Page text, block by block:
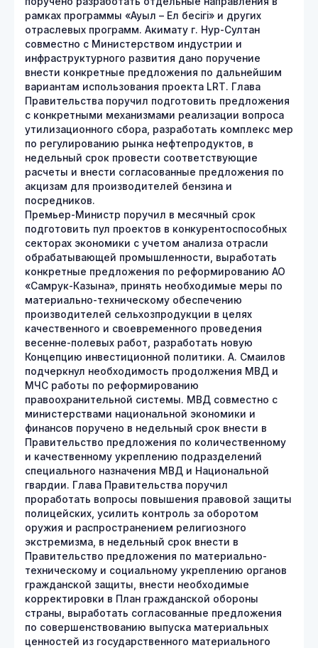
рамках программы «Ауыл – Ел бесігі» и других
отраслевых программ. Акимату г. Нур-Султан
совместно с Министерством индустрии и
инфраструктурного развития дано поручение
внести конкретные предложения по дальнейшим
вариантам использования проекта LRT. Глава
Правительства поручил подготовить предложения
с конкретными механизмами реализации вопроса
утилизационного сбора, разработать комплекс мер
по регулированию рынка нефтепродуктов, в
недельный срок провести соответствующие
расчеты и внести согласованные предложения по
акцизам для производителей бензина и
посредников.
Премьер-Министр поручил в месячный срок
подготовить пул проектов в конкурентоспособных
секторах экономики с учетом анализа отрасли
обрабатывающей промышленности, выработать
конкретные предложения по реформированию АО
«Самрук-Казына», принять необходимые меры по
материально-техническому обеспечению
производителей сельхозпродукции в целях
качественного и своевременного проведения
весенне-полевых работ, разработать новую
Концепцию инвестиционной политики. А. Смаилов
подчеркнул необходимость продолжения МВД и
МЧС работы по реформированию
правоохранительной системы. МВД совместно с
министерствами национальной экономики и
финансов поручено в недельный срок внести в
Правительство предложения по количественному
и качественному укреплению подразделений
специального назначения МВД и Национальной
гвардии. Глава Правительства поручил
проработать вопросы повышения правовой защиты
полицейских, усилить контроль за оборотом
оружия и распространением религиозного
экстремизма, в недельный срок внести в
Правительство предложения по материально-
техническому и социальному укреплению органов
гражданской защиты, внести необходимые
корректировки в План гражданской обороны
страны, выработать согласованные предложения
по совершенствованию выпуска материальных
ценностей из государственного материального